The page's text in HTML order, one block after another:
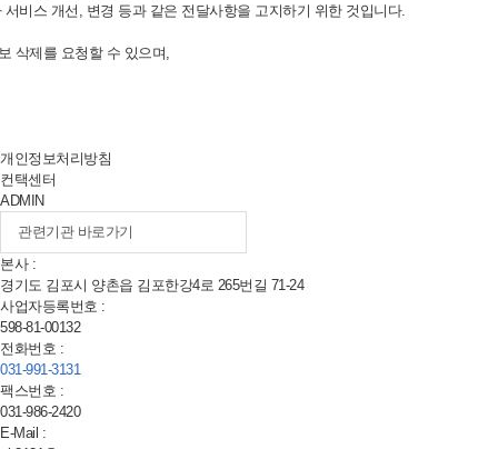
비스 개선, 변경 등과 같은 전달사항을 고지하기 위한 것입니다.
삭제를 요청할 수 있으며,
개인정보처리방침
컨택센터
ADMIN
본사 :
경기도 김포시 양촌읍 김포한강4로 265번길 71-24
사업자등록번호 :
598-81-00132
전화번호 :
031-991-3131
팩스번호 :
031-986-2420
E-Mail :